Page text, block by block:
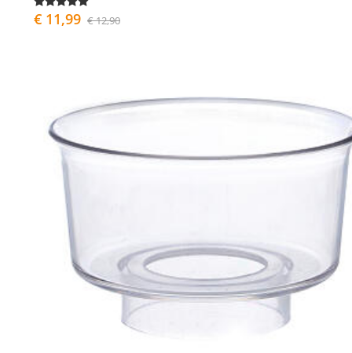
€ 11,99 € 12,90